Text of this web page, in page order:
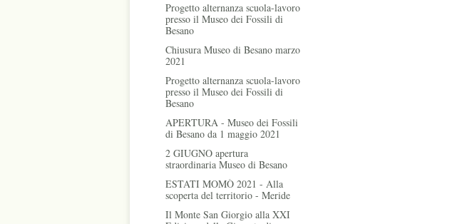
Progetto alternanza scuola-lavoro
presso il Museo dei Fossili di
Besano
Chiusura Museo di Besano marzo
2021
Progetto alternanza scuola-lavoro
presso il Museo dei Fossili di
Besano
APERTURA - Museo dei Fossili
di Besano da 1 maggio 2021
2 GIUGNO apertura
straordinaria Museo di Besano
ESTATI MOMÒ 2021 - Alla
scoperta del territorio - Meride
Il Monte San Giorgio alla XXI